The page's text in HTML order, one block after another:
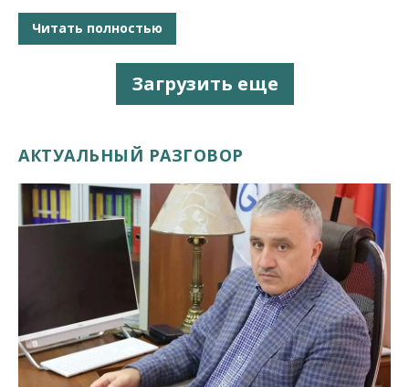
Читать полностью
Загрузить еще
АКТУАЛЬНЫЙ РАЗГОВОР